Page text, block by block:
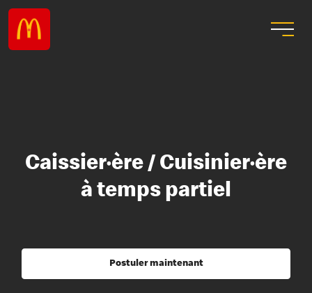
Caissier·ère / Cuisinier·ère
à temps partiel
Postuler maintenant